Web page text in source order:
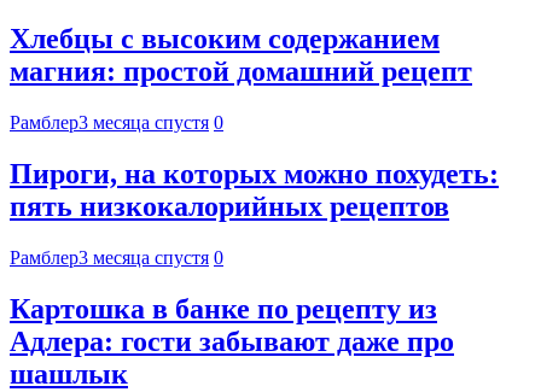
Хлебцы с высоким содержанием
магния: простой домашний рецепт
Рамблер3 месяца спустя 0
Пироги, на которых можно похудеть:
пять низкокалорийных рецептов
Рамблер3 месяца спустя 0
Картошка в банке по рецепту из
Адлера: гости забывают даже про
шашлык